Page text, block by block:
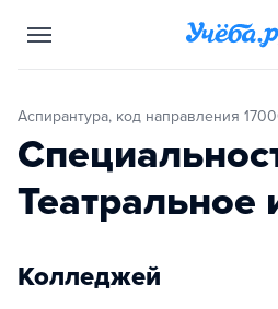
Аспирантура, код направления
Театральное
Колледжей